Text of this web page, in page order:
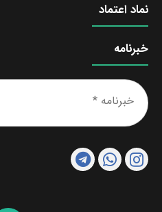
نماد اعتماد
خبرنامه